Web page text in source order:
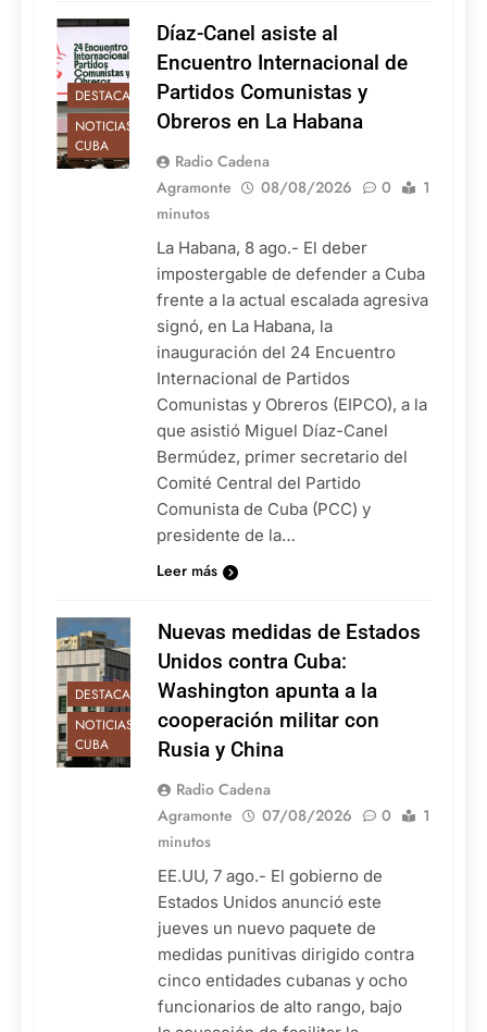
DESTACADAS
NOTICIAS DE
CUBA
Díaz-Canel asiste al
Encuentro Internacional de
Partidos Comunistas y
Obreros en La Habana
Radio Cadena
Agramonte
08/08/2026 0
1
minutos
La Habana, 8 ago.- El deber
impostergable de defender a Cuba
frente a la actual escalada agresiva
signó, en La Habana, la
inauguración del 24 Encuentro
Internacional de Partidos
Comunistas y Obreros (EIPCO), a la
que asistió Miguel Díaz-Canel
Bermúdez, primer secretario del
Comité Central del Partido
Comunista de Cuba (PCC) y
presidente de la…
Leer más
DESTACADAS
NOTICIAS DE
CUBA
Nuevas medidas de Estados
Unidos contra Cuba:
Washington apunta a la
cooperación militar con
Rusia y China
Radio Cadena
Agramonte
07/08/2026 0
1
minutos
EE.UU, 7 ago.- El gobierno de
Estados Unidos anunció este
jueves un nuevo paquete de
medidas punitivas dirigido contra
cinco entidades cubanas y ocho
funcionarios de alto rango, bajo